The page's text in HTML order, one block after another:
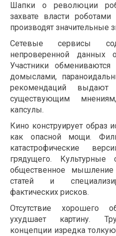
Шапки о революции
захвате власти
производят значительные
Сетевые сервисы
непроверенной данных
Участники
домыслами,
рекомендаций выдают
существующим
капсулы.
Кино конструирует образ
как опасной мощи.
катастрофические
грядущего. Культурные
общественное мышление
статей и
фактических рисков.
Отсутствие хорошего
ухудшает картину.
концепции изредка